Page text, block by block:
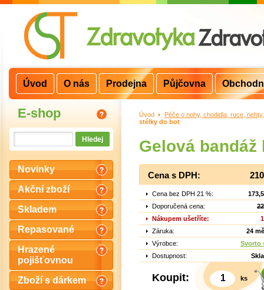
E-shop
Novinky
Akční zboží
Skladem
Repasované
Hrazené
pojišťovnou
Zboží s dárkem
Úvod >
Péče o nohy, chodidla, ruce,
stélky do bot
Gelová
Cena s DPH:
Cena bez DPH 21 %:
Doporučená cena:
Nákupem ušetříte:
Záruka:
24
Výrobce:
Svorto
Dostupnost:
Koupit: ks
Úvod O nás Prodejna Půjčovna